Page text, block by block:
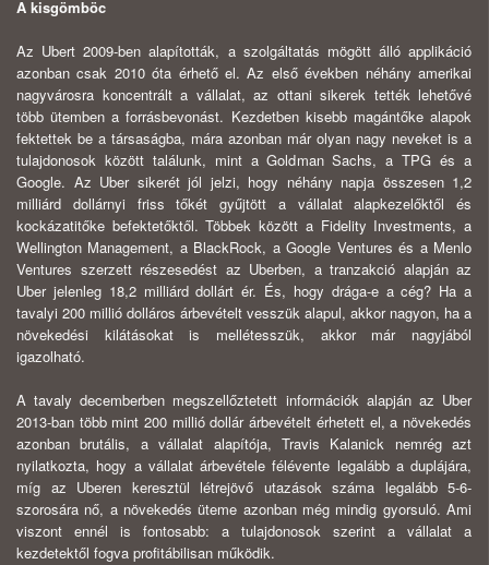
A kisgömböc
Az Ubert 2009-ben alapították, a szolgáltatás mögött álló applikáció
azonban csak 2010 óta érhető el. Az első években néhány amerikai
nagyvárosra koncentrált a vállalat, az ottani sikerek tették lehetővé
több ütemben a forrásbevonást. Kezdetben kisebb magántőke alapok
fektettek be a társaságba, mára azonban már olyan nagy neveket is a
tulajdonosok között találunk, mint a Goldman Sachs, a TPG és a
Google. Az Uber sikerét jól jelzi, hogy néhány napja összesen 1,2
milliárd dollárnyi friss tőkét gyűjtött a vállalat alapkezelőktől és
kockázatitőke befektetőktől. Többek között a Fidelity Investments, a
Wellington Management, a BlackRock, a Google Ventures és a Menlo
Ventures szerzett részesedést az Uberben, a tranzakció alapján az
Uber jelenleg 18,2 milliárd dollárt ér. És, hogy drága-e a cég? Ha a
tavalyi 200 millió dolláros árbevételt vesszük alapul, akkor nagyon, ha a
növekedési kilátásokat is mellétesszük, akkor már nagyjából
igazolható.
A tavaly decemberben megszellőztetett információk alapján az Uber
2013-ban több mint 200 millió dollár árbevételt érhetett el, a növekedés
azonban brutális, a vállalat alapítója, Travis Kalanick nemrég azt
nyilatkozta, hogy a vállalat árbevétele félévente legalább a duplájára,
míg az Uberen keresztül létrejövő utazások száma legalább 5-6-
szorosára nő, a növekedés üteme azonban még mindig gyorsuló. Ami
viszont ennél is fontosabb: a tulajdonosok szerint a vállalat a
kezdetektől fogva profitábilisan működik.